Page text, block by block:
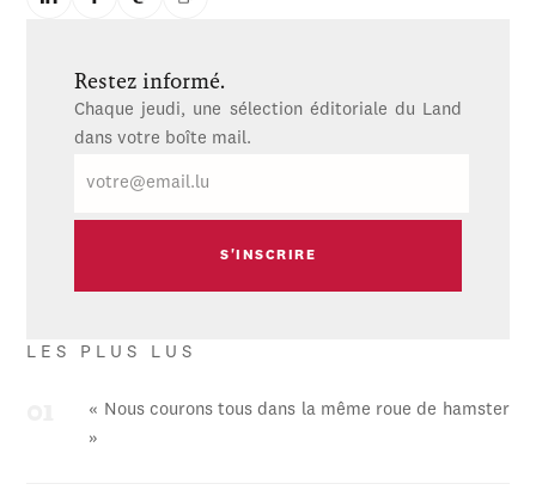
Restez informé.
Chaque jeudi, une sélection éditoriale du Land
dans votre boîte mail.
mail
LES PLUS LUS
« Nous courons tous dans la même roue de hamster
»